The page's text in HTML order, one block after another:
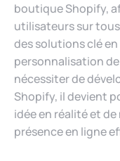
boutique Shopify,
utilisateurs sur
des solutions clé
personnalisation
nécessiter de
Shopify, il devient
idée en réalité et
présence en ligne